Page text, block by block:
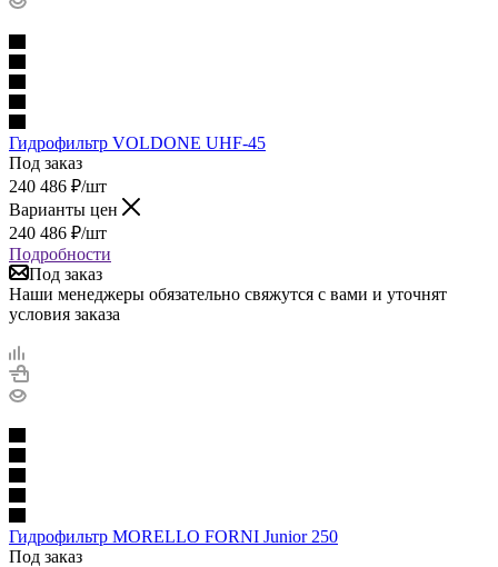
Гидрофильтр VOLDONE UHF-45
Под заказ
240 486 ₽/шт
Варианты цен
240 486 ₽/шт
Подробности
Под заказ
Наши менеджеры обязательно свяжутся с вами и уточнят
условия заказа
Гидрофильтр MORELLO FORNI Junior 250
Под заказ